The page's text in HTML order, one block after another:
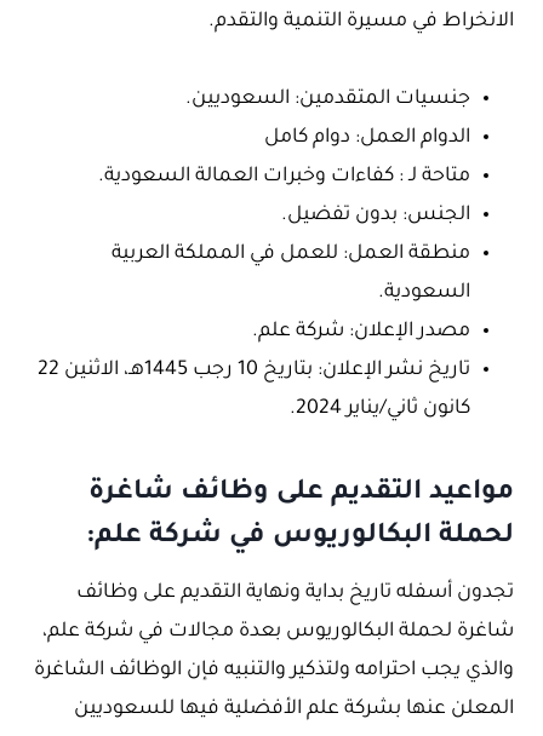
الانخراط في مسيرة التنمية والتقدم.
جنسيات المتقدمين: السعوديين.
الدوام العمل: دوام كامل
متاحة لـ : كفاءات وخبرات العمالة السعودية.
الجنس: بدون تفضيل.
منطقة العمل: للعمل في المملكة العربية
السعودية.
مصدر الإعلان: شركة علم.
تاريخ نشر الإعلان: بتاريخ 10 رجب 1445هـ، الاثنين 22
كانون ثاني/يناير 2024.
مواعيد التقديم على وظائف شاغرة
لحملة البكالوريوس في شركة علم:
تجدون أسفله تاريخ بداية ونهاية التقديم على وظائف
شاغرة لحملة البكالوريوس بعدة مجالات في شركة علم،
والذي يجب احترامه ولتذكير والتنبيه فإن الوظائف الشاغرة
المعلن عنها بشركة علم الأفضلية فيها للسعوديين